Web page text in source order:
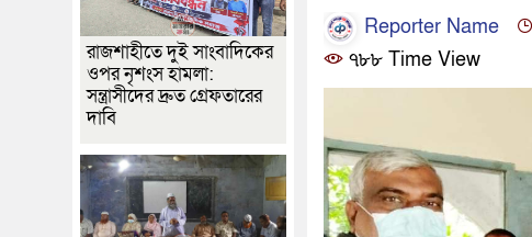
Reporter Name
৭৮৮ Time View
রাজশাহীতে দুই সাংবাদিকের
ওপর নৃশংস হামলা:
সন্ত্রাসীদের দ্রুত গ্রেফতারের
দাবি